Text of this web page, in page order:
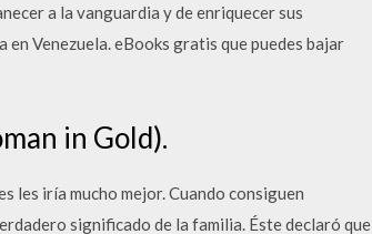
a la vanguardia y de enriquecer sus
en Venezuela. eBooks gratis que puedes bajar
in Gold).
les iría mucho mejor. Cuando consiguen
significado de la familia. Éste declaró que